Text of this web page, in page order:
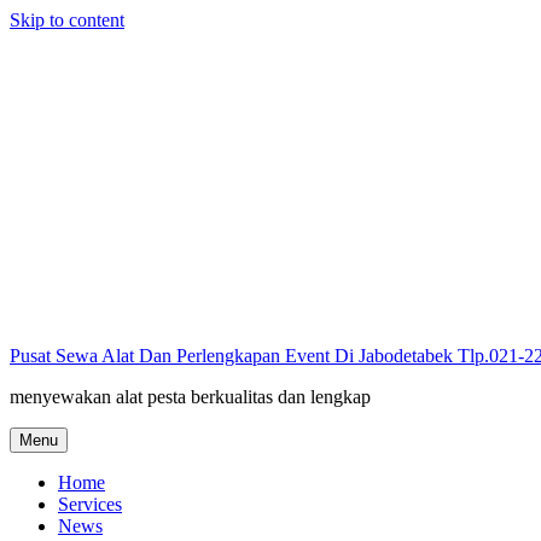
Skip to content
Pusat Sewa Alat Dan Perlengkapan Event Di Jabodetabek Tlp.021-
menyewakan alat pesta berkualitas dan lengkap
Menu
Home
Services
News